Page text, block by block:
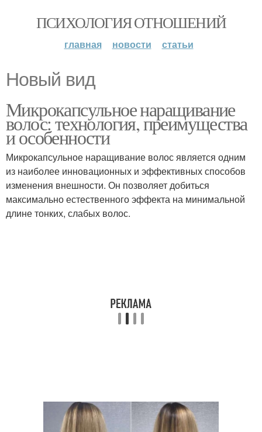
ПСИХОЛОГИЯ ОТНОШЕНИЙ
главная новости статьи
Новый вид
Микрокапсульное наращивание
волос: технология, преимущества
и особенности
Микрокапсульное наращивание волос является одним
из наиболее инновационных и эффективных способов
изменения внешности. Он позволяет добиться
максимально естественного эффекта на минимальной
длине тонких, слабых волос.